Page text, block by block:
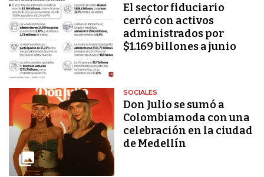
El sector fiduciario
cerró con activos
administrados por
$1.169 billones a junio
SOCIALES
Don Julio se sumó a
Colombiamoda con una
celebración en la ciudad
de Medellín